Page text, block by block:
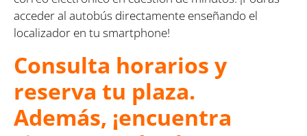
acceder al autobús directamente enseñando el
localizador en tu smartphone!
Consulta horarios y
reserva tu plaza.
Además, ¡encuentra